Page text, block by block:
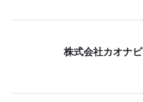
株式会社カオナビ